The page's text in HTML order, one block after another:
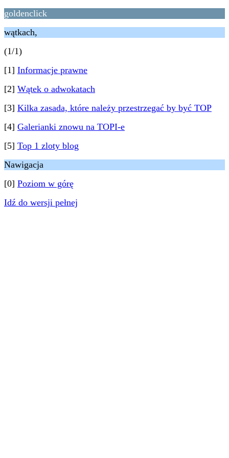
goldenclick
wątkach,
(1/1)
[1] Informacje prawne
[2] Wątek o adwokatach
[3] Kilka zasada, które należy przestrzegać by być TOP
[4] Galerianki znowu na TOPI-e
[5] Top 1 zloty blog
Nawigacja
[0] Poziom w górę
Idź do wersji pełnej